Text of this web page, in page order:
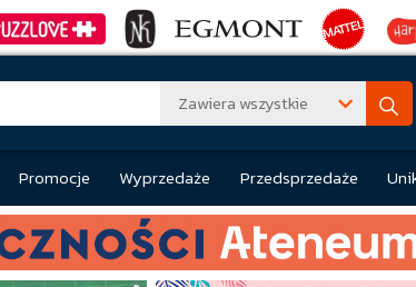
Zawiera wszystkie
Promocje Wyprzedaże Przedsprzedaże